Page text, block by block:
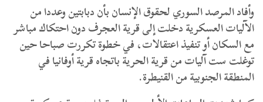
وأفاد المرصد السوري لحقوق الإنسان بأن دبابتين وعددا من
الآليات العسكرية دخلت إلى قرية العجرف دون احتكاك مباشر
مع السكان أو تنفيذ اعتقالات، في خطوة تكررت صباحا حين
توغلت ست آليات من قرية الحرية باتجاه قرية أوفانيا في
المنطقة الجنوبية من القنيطرة.